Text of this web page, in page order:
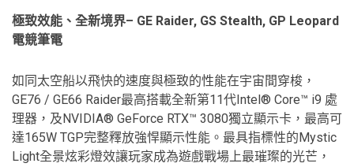
極致效能、全新境界– GE Raider, GS Stealth, GP Leopard
電競筆電
如同太空船以飛快的速度與極致的性能在宇宙間穿梭，
GE76 / GE66 Raider最高搭載全新第11代Intel® Core™ i9 處
理器，及NVIDIA® GeForce RTX™ 3080獨立顯示卡，最高可
達165W TGP完整釋放強悍顯示性能。最具指標性的Mystic
Light全景炫彩燈效讓玩家成為遊戲戰場上最璀璨的光芒，